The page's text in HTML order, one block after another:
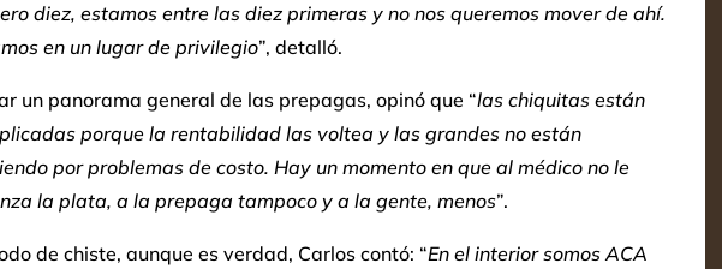
diez, estamos entre las diez primeras y no nos queremos mover de ahí.
en un lugar de privilegio”, detalló.
un panorama general de las prepagas, opinó que “las chiquitas están
porque la rentabilidad las voltea y las grandes no están
por problemas de costo. Hay un momento en que al médico no le
la plata, a la prepaga tampoco y a la gente, menos”.
de chiste, aunque es verdad, Carlos contó: “En el interior somos ACA